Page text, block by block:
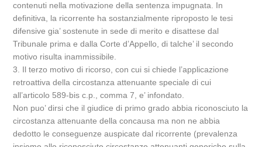
contenuti nella motivazione della sentenza impugnata. In
definitiva, la ricorrente ha sostanzialmente riproposto le tesi
difensive gia’ sostenute in sede di merito e disattese dal
Tribunale prima e dalla Corte d’Appello, di talche’ il secondo
motivo risulta inammissibile.
3. Il terzo motivo di ricorso, con cui si chiede l’applicazione
retroattiva della circostanza attenuante speciale di cui
all’articolo 589-bis c.p., comma 7, e’ infondato.
Non puo’ dirsi che il giudice di primo grado abbia riconosciuto la
circostanza attenuante della concausa ma non ne abbia
dedotto le conseguenze auspicate dal ricorrente (prevalenza